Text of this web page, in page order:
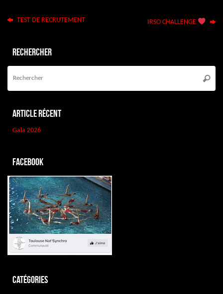
TEST DE RECRUTEMENT IRSO CHALLENGE
Rechercher
Article récent
Gala 2026
Facebook
Catégories